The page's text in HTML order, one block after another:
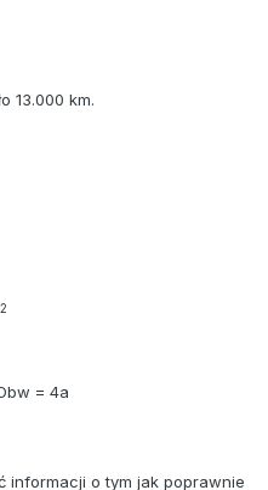
13.000 km.
2
= 4a
informacji o tym jak poprawnie